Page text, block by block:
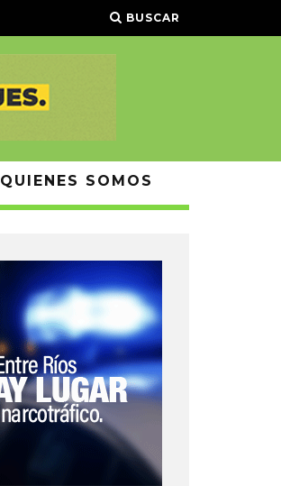
BUSCAR
QUIENES SOMOS